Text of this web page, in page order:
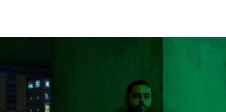
正博物馆所呈现的不准确信息”。7月4日，特朗普
尼学会及其管理层“未能完成阐释美国历史遗产这一
基本使命”。
美国博物馆联盟在声明中表示：“我们谴责特朗普政